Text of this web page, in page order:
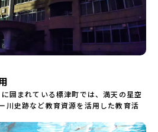
？体験のおすすめポイント体験プ
日目＞（PM）「オリエンテーショ
サーモン科学館見学」 -「鮭の聖
り立ちを知る「夕食」 -高校生も一
の振り返り会」＜2日目＞（AM）「
は渓流釣り体験」 -1万年前の縄文
自然を満喫（PM）「地引網体
自由時間：海の公園で高校生とあ
との交流「みんなでBBQ・花火大
と交流＜3日目＞（AM）「3日間
なで振り返り対話（PM） 13：00
頃到着)※14：50 中標津空港発 (羽
新潟県立佐渡高等学校新潟県立佐
茂高等学校新潟県立加茂農林高等
学校石川県立能登高等学校福井県
青峰高等学校長野県白馬高等学校
県立伊豆総合高等学校土肥分校静
佐久間分校 近畿 五條市立西吉野
串本古座高等学校 中国・四国 島
立島根中央高等学校島根県立矢上
前高等学校岡山県立勝山高等学校
学校芸北分校広島県立大崎海星高
学校愛媛県立宇和島南高等学校(宇
立野村高等学校愛媛県立弓削高等
囲まれている標津町では、満天の星空
川史跡など教育資源を活用した教育活